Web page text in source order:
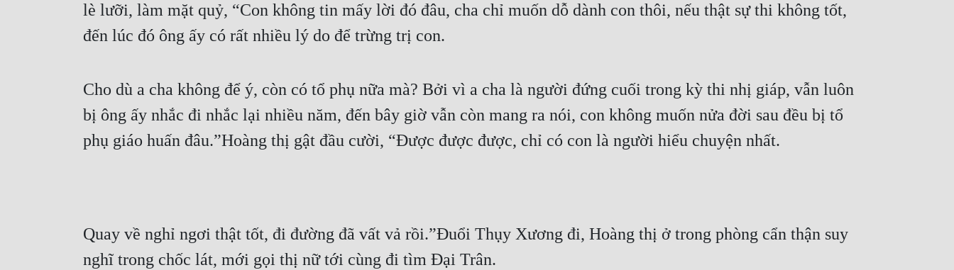
lè lưỡi, làm mặt quỷ, “Con không tin mấy lời đó đâu, cha chỉ muốn dỗ dành con thôi, nếu thật sự thi không tốt,
đến lúc đó ông ấy có rất nhiều lý do để trừng trị con.
Cho dù a cha không để ý, còn có tổ phụ nữa mà? Bởi vì a cha là người đứng cuối trong kỳ thi nhị giáp, vẫn luôn
bị ông ấy nhắc đi nhắc lại nhiều năm, đến bây giờ vẫn còn mang ra nói, con không muốn nửa đời sau đều bị tổ
phụ giáo huấn đâu.”Hoàng thị gật đầu cười, “Được được được, chỉ có con là người hiểu chuyện nhất.
Quay về nghỉ ngơi thật tốt, đi đường đã vất vả rồi.”Đuổi Thụy Xương đi, Hoàng thị ở trong phòng cẩn thận suy
nghĩ trong chốc lát, mới gọi thị nữ tới cùng đi tìm Đại Trân.